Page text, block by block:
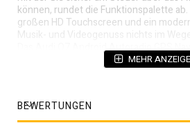
können, rundet die Funktionspalette ab.
großen HD Touchscreen und ein
Musik- und Videogenuss nichts im Wege.
Das Audi Q7 Android Autoradio GPS
nahtlos in den 2-DIN-Schacht Ihres
Einbau in das Armaturenbrett. Einfach
Zusammen mit dem Radio werden alle
MEHR
BEWERTUNGEN